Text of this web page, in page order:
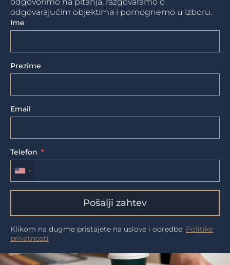
odgovarajućim objektima i pomognemo u izboru.
Ime
Prezime
Email
Telefon
Pošalji zahtev
Klikom na dugme pristajete na uslove i odredbe. Politike
privatnosti